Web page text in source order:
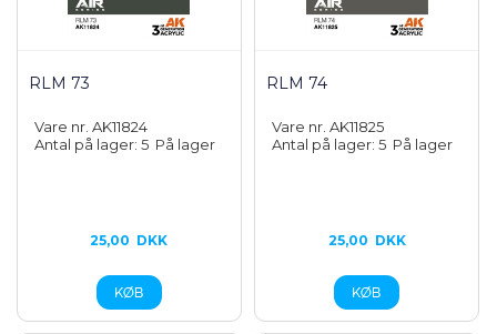
RLM 73
Vare nr. AK11824
Antal på lager: 5 På lager
25,00 DKK
RLM 74
Vare nr. AK11825
Antal på lager: 5 På lager
25,00 DKK